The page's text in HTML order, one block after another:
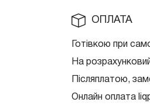
ОПЛАТА
Готівкою при
На
Післяплатою,
Онлайн оплата